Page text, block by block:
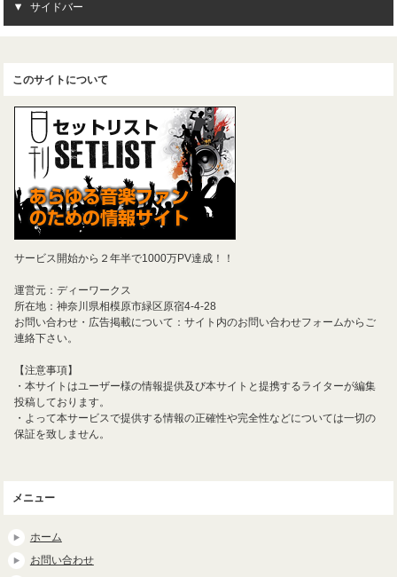
サイドバー
このサイトについて
サービス開始から２年半で1000万PV達成！！
運営元：ディーワークス
所在地：神奈川県相模原市緑区原宿4-4-28
お問い合わせ・広告掲載について：サイト内のお問い合わせフォームからご
連絡下さい。
【注意事項】
・本サイトはユーザー様の情報提供及び本サイトと提携するライターが編集
投稿しております。
・よって本サービスで提供する情報の正確性や完全性などについては一切の
保証を致しません。
メニュー
ホーム
お問い合わせ